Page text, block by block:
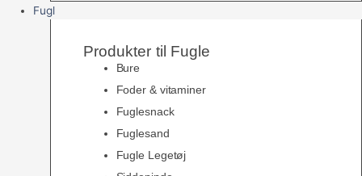
Fugl
Produkter til Fugle
Bure
Foder & vitaminer
Fuglesnack
Fuglesand
Fugle Legetøj